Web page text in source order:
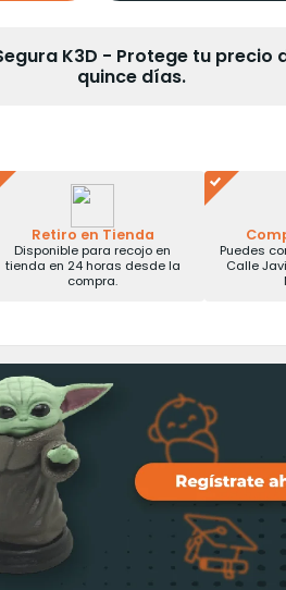
K3D - Protege tu precio
quince días.
Retiro en Tienda
Disponible para recojo en
tienda en 24 horas desde la
compra.
Puedes
Calle